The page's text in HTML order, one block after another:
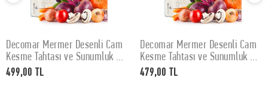
SEPETE EKLE
Decomar Mermer Desenli Cam
Kesme Tahtası ve Sunumluk 30
x 40 cm
499,00 TL
SEPETE EKLE
Decomar Mermer Desenli Cam
Kesme Tahtası ve Sunumluk 25
x 35 cm
479,00 TL